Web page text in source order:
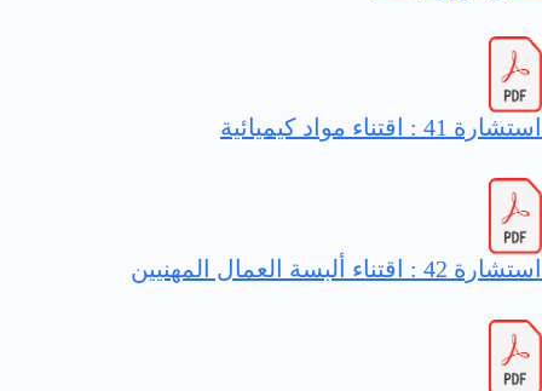
استشارة 41 : اقتناء مواد كيميائية
استشارة 42 : اقتناء ألبسة العمال المهنيين